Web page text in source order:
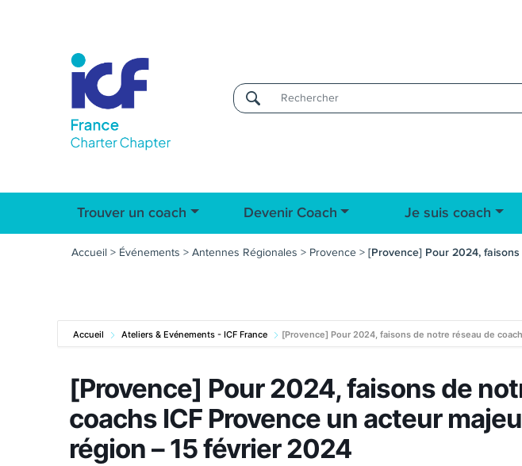
Username
Trouver un coach Devenir Coach Je suis coach
Accueil > Événements > Antennes Régionales > Provence> [Provence] Pour 2024,
Accueil Ateliers & Evénements - ICF France [Provence] Pour 2024, faisons de notre réseau de
[Provence] Pour 2024, faisons de
coachs ICF Provence un acteur
région – 15 février 2024